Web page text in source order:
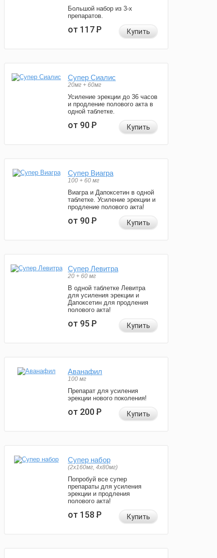
Большой набор из 3-х
препаратов.
от 117Р Купить
Супер Сиалис
20мг + 60мг
Усиление эрекции до 36 часов
и продление полового акта в
одной таблетке.
от 90Р Купить
Супер Виагра
100 + 60 мг
Виагра и Дапоксетин в одной
таблетке. Усиление эрекции и
продление полового акта!
от 90Р Купить
Супер Левитра
20 + 60 мг
В одной таблетке Левитра
для усиления эрекции и
Дапоксетин для продления
полового акта!
от 95Р Купить
Аванафил
100 мг
Препарат для усиления
эрекции нового поколения!
от 200Р Купить
Супер набор
(2х160мг, 4х80мг)
Попробуй все супер
препараты для усиления
эрекции и продления
полового акта!
от 158Р Купить